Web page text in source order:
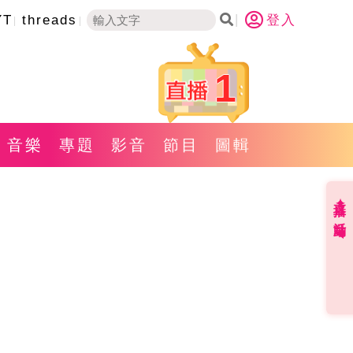
threads 登入
1
音樂 專題 影音 節目 圖輯
直播✦活動